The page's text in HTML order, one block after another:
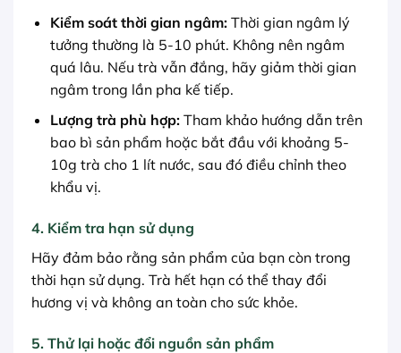
Kiểm soát thời gian ngâm:Thời gian ngâm lý
tưởng thường là 5-10 phút. Không nên ngâm
quá lâu. Nếu trà vẫn đắng, hãy giảm thời gian
ngâm trong lần pha kế tiếp.
Lượng trà phù hợp:Tham khảo hướng dẫn trên
bao bì sản phẩm hoặc bắt đầu với khoảng 5-
10g trà cho 1 lít nước, sau đó điều chỉnh theo
khẩu vị.
4. Kiểm tra hạn sử dụng
Hãy đảm bảo rằng sản phẩm của bạn còn trong
thời hạn sử dụng. Trà hết hạn có thể thay đổi
hương vị và không an toàn cho sức khỏe.
5. Thử lại hoặc đổi nguồn sản phẩm